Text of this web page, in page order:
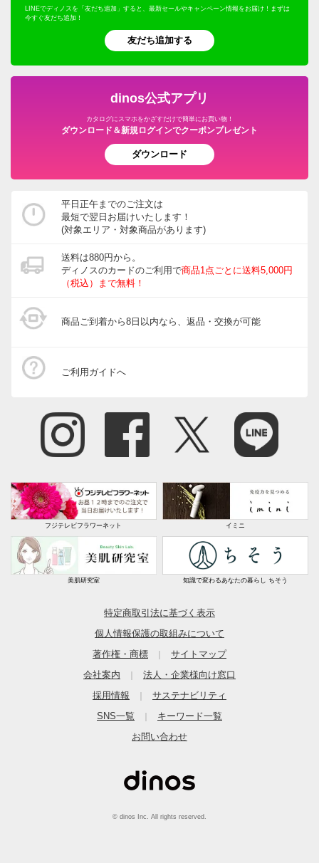
LINEでディノスを「友だち追加」すると、最新セールやキャンペーン情報をお届け！まずは
今すぐ友だち追加！
友だち追加する
dinos公式アプリ
カタログにスマホをかざすだけで簡単にお買い物！
ダウンロード＆新規ログインでクーポンプレゼント
ダウンロード
平日正午までのご注文は
最短で翌日お届けいたします！
(対象エリア・対象商品があります)
送料は880円から。
ディノスのカードのご利用で商品1点ごとに送料5,000円
（税込）まで無料！
商品ご到着から8日以内なら、返品・交換が可能
ご利用ガイドへ
フジテレビフラワーネット イミニ
美肌研究室 知識で変わるあなたの暮らし ちそう
特定商取引法に基づく表示
個人情報保護の取組みについて
著作権・商標
｜
サイトマップ
会社案内
｜
法人・企業様向け窓口
採用情報
｜
サステナビリティ
SNS一覧
｜
キーワード一覧
お問い合わせ
© dinos Inc. All rights reserved.